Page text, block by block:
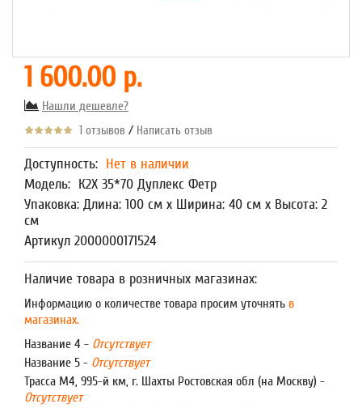
1 600.00 р.
Нашли дешевле?
1 отзывов / Написать отзыв
Доступность: Нет в наличии
Модель: К2Х 35*70 Дуплекс Фетр
Упаковка: Длина: 100 см x Ширина: 40 см x Высота: 2
см
Артикул 2000000171524
Наличие товара в розничных магазинах:
Информацию о количестве товара просим уточнять в
магазинах.
Название 4 - Отсутствует
Название 5 - Отсутствует
Трасса М4, 995-й км, г. Шахты Ростовская обл (на Москву) -
Отсутствует